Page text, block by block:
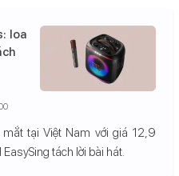
loa
mắt tại Việt Nam với giá 12,9
tách lời bài hát.